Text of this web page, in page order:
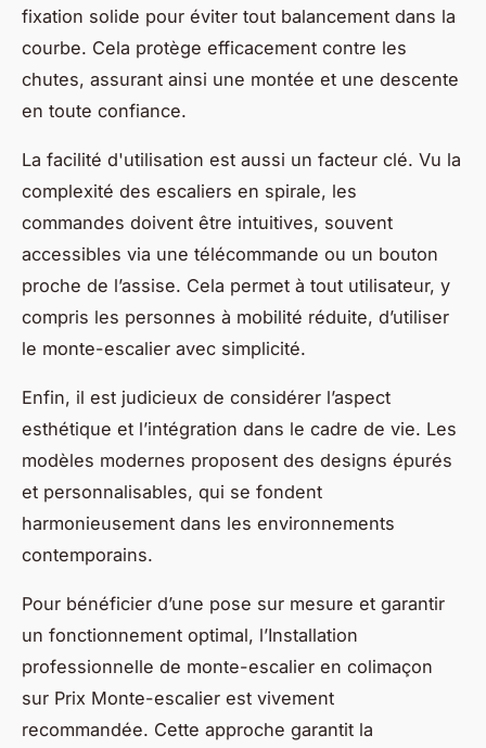
fixation solide pour éviter tout balancement dans la
courbe. Cela protège efficacement contre les
chutes, assurant ainsi une montée et une descente
en toute confiance.
La facilité d'utilisation est aussi un facteur clé. Vu la
complexité des escaliers en spirale, les
commandes doivent être intuitives, souvent
accessibles via une télécommande ou un bouton
proche de l’assise. Cela permet à tout utilisateur, y
compris les personnes à mobilité réduite, d’utiliser
le monte-escalier avec simplicité.
Enfin, il est judicieux de considérer l’aspect
esthétique et l’intégration dans le cadre de vie. Les
modèles modernes proposent des designs épurés
et personnalisables, qui se fondent
harmonieusement dans les environnements
contemporains.
Pour bénéficier d’une pose sur mesure et garantir
un fonctionnement optimal, l’Installation
professionnelle de monte-escalier en colimaçon
sur Prix Monte-escalier est vivement
recommandée. Cette approche garantit la